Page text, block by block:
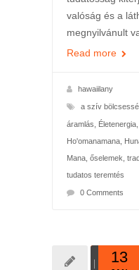
valóság és a
megnyilvánult
Read more
hawaiilany
a szív
áramlás Életenergia,
Ho'omanamana,
Mana, őselemek
tudatos teremtés
0 Comments
13